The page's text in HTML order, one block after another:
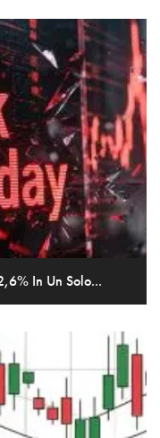
In Un Solo...